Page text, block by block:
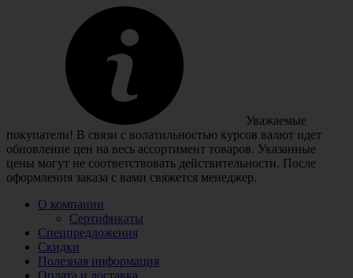
Уважаемые
покупатели! В связи с волатильностью курсов валют идет
обновление цен на весь ассортимент товаров. Указанные
цены могут не соответствовать действительности. После
оформления заказа с вами свяжется менеджер.
О компании
Сертификаты
Спецпредложения
Скидки
Полезная информация
Оплата и доставка